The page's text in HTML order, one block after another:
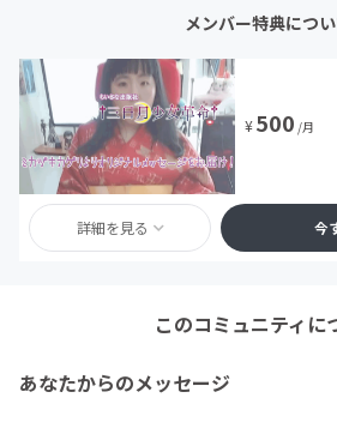
メンバー特典につ
¥500 /月
詳細を見る 今
このコミュニティに
あなたからのメッセージ